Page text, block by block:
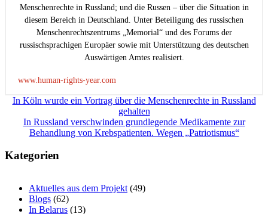
Menschenrechte in Russland; und die Russen – über die Situation in
diesem Bereich in Deutschland. Unter Beteiligung des russischen
Menschenrechtszentrums „Memorial“ und des Forums der
russischsprachigen Europäer sowie mit Unterstützung des deutschen
Auswärtigen Amtes realisiert.
www.human-rights-year.com
Beitragsnavigation
In Köln wurde ein Vortrag über die Menschenrechte in Russland
gehalten
In Russland verschwinden grundlegende Medikamente zur
Behandlung von Krebspatienten. Wegen „Patriotismus“
Kategorien
Aktuelles aus dem Projekt (49)
Blogs (62)
In Belarus (13)